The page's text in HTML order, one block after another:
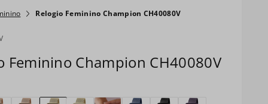
Relogio Feminino Champion CH40080V
Feminino Champion CH40080V